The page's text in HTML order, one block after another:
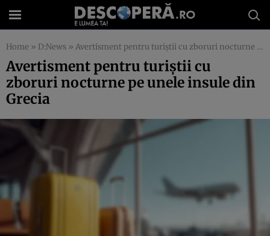
Home » D:News » Avertisment pentru turiștii cu zboruri nocturne pe unele insule din Grecia
Avertisment pentru turiștii cu
zboruri nocturne pe unele insule din
Grecia